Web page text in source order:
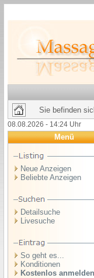
Sie befinden
08.08.2026 - 14:24 Uhr
Menü
Neue Anzeigen
Beliebte Anzeigen
Detailsuche
Livesuche
So geht es...
Konditionen
Kostenlos anmelden